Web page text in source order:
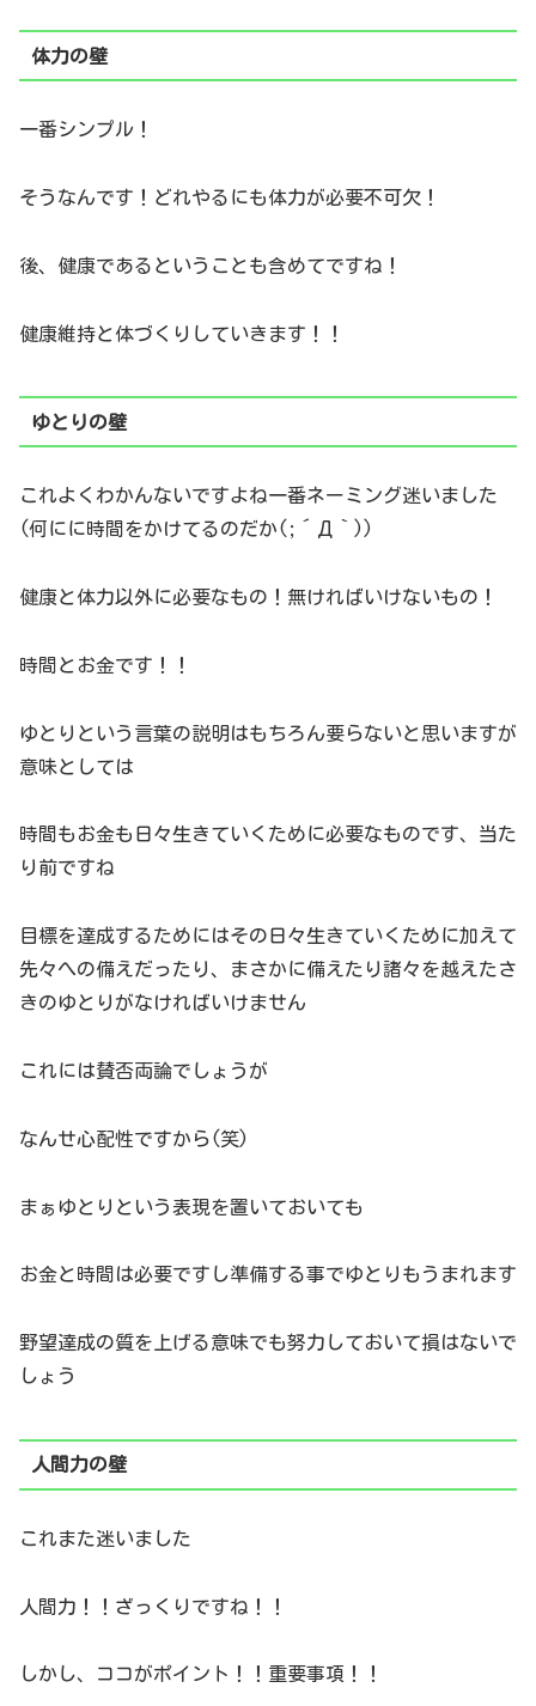
体力の壁
一番シンプル！
そうなんです！どれやるにも体力が必要不可欠！
後、健康であるということも含めてですね！
健康維持と体づくりしていきます！！
ゆとりの壁
これよくわかんないですよね一番ネーミング迷いました
(何にに時間をかけてるのだか(;´Д｀))
健康と体力以外に必要なもの！無ければいけないもの！
時間とお金です！！
ゆとりという言葉の説明はもちろん要らないと思いますが
意味としては
時間もお金も日々生きていくために必要なものです、当た
り前ですね
目標を達成するためにはその日々生きていくために加えて
先々への備えだったり、まさかに備えたり諸々を越えたさ
きのゆとりがなければいけません
これには賛否両論でしょうが
なんせ心配性ですから(笑)
まぁゆとりという表現を置いておいても
お金と時間は必要ですし準備する事でゆとりもうまれます
野望達成の質を上げる意味でも努力しておいて損はないで
しょう
人間力の壁
これまた迷いました
人間力！！ざっくりですね！！
しかし、ココがポイント！！重要事項！！